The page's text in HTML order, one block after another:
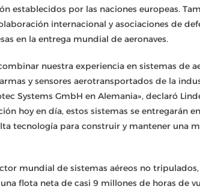
establecidos por las naciones europeas.
internacional y asociaciones de
en la entrega mundial de aeronaves.
nuestra experiencia en sistemas de
y sensores aerotransportados de la
Systems GmbH en Alemania», declaró
hoy en día, estos sistemas se entregarán
tecnología para construir y mantener una
mundial de sistemas aéreos no
flota neta de casi 9 millones de horas de